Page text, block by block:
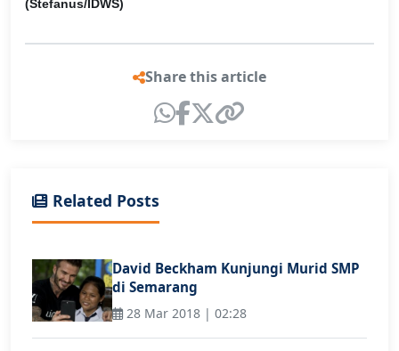
(Stefanus/IDWS)
Share this article
Related Posts
David Beckham Kunjungi Murid SMP
di Semarang
28 Mar 2018 | 02:28